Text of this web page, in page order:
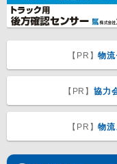
【PR】物
【PR】協力
【PR】物流